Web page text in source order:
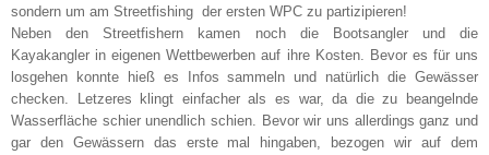
sondern um am Streetfishing der ersten WPC zu partizipieren!
Neben den Streetfishern kamen noch die Bootsangler und die
Kayakangler in eigenen Wettbewerben auf ihre Kosten. Bevor es für uns
losgehen konnte hieß es Infos sammeln und natürlich die Gewässer
checken. Letzeres klingt einfacher als es war, da die zu beangelnde
Wasserfläche schier unendlich schien. Bevor wir uns allerdings ganz und
gar den Gewässern das erste mal hingaben, bezogen wir auf dem